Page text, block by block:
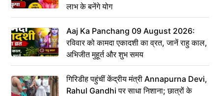
लाभ के बनेंगे योग
Aaj Ka Panchang 09 August 2026:
रविवार को कामदा एकादशी का व्रत, जानें राहु काल,
अभिजीत मुहूर्त और शुभ समय
गिरिडीह पहुंचीं केंद्रीय मंत्री Annapurna Devi,
Rahul Gandhi पर साधा निशाना; छात्रों के